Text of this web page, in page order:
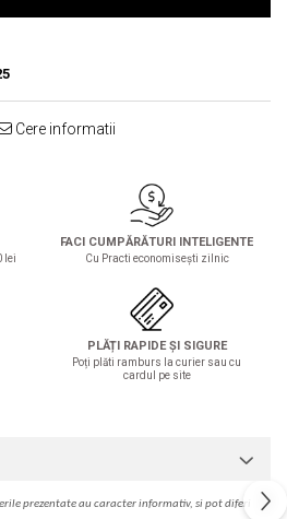
si
Cere informatii
lei
FACI CUMPĂRĂTURI INTELIGENTE
Cu Practi economisești zilnic
PLĂȚI RAPIDE ȘI SIGURE
Poți plăti ramburs la curier sau cu
cardul pe site
prezentate au caracter informativ, si pot diferi